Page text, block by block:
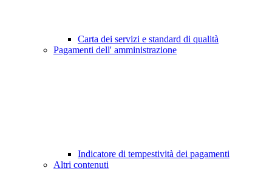
Carta dei servizi e standard di qualità
Pagamenti dell' amministrazione
Indicatore di tempestività dei pagamenti
Altri contenuti